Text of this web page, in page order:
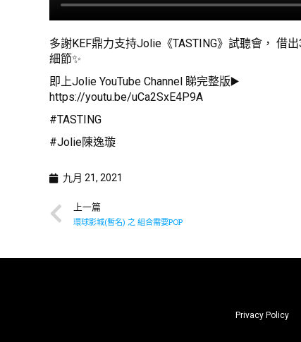
多謝KEF鼎力支持Jolie《TASTING》試聽會， 借
細節✨
即上Jolie YouTube Channel 睇完整版▶️
https://youtu.be/uCa2SxE4P9A
#TASTING
#Jolie陳逸璇
九月 21, 2021
上一篇
環球影城(暫名) 之 組合需要POP
Privacy Policy